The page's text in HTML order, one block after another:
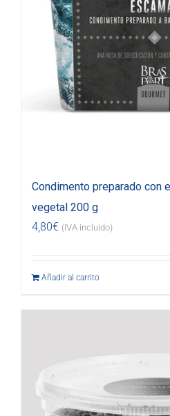
Condimento preparado con
vegetal 200 g
4,80€ (IVA incluido)
Añadir al carrito